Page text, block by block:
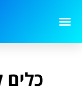
כלים